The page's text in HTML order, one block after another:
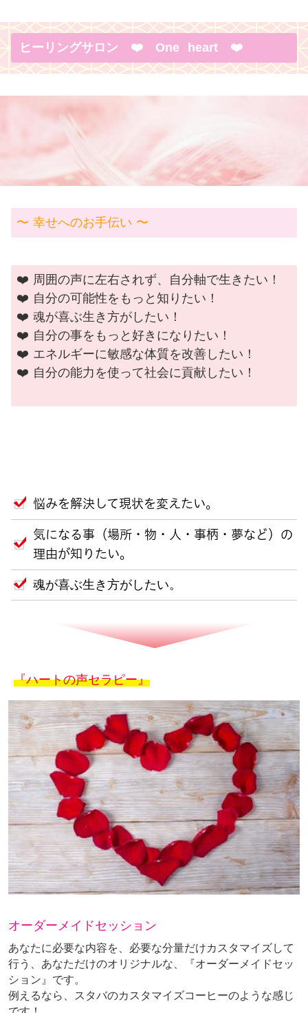
ヒーリングサロン ❤️ One heart ❤️
〜 幸せへのお手伝い 〜
❤️ 周囲の声に左右されず、自分軸で生きたい！
❤️ 自分の可能性をもっと知りたい！
❤️ 魂が喜ぶ生き方がしたい！
❤️ 自分の事をもっと好きになりたい！
❤️ エネルギーに敏感な体質を改善したい！
❤️ 自分の能力を使って社会に貢献したい！
悩みを解決して現状を変えたい。
気になる事（場所・物・人・事柄・夢など）の
理由が知りたい。
魂が喜ぶ生き方がしたい。
『ハートの声セラピー』
オーダーメイドセッション
あなたに必要な内容を、必要な分量だけカスタマイズして
行う、あなただけのオリジナルな、『オーダーメイドセッ
ション』です。
例えるなら、スタバのカスタマイズコーヒーのような感じ